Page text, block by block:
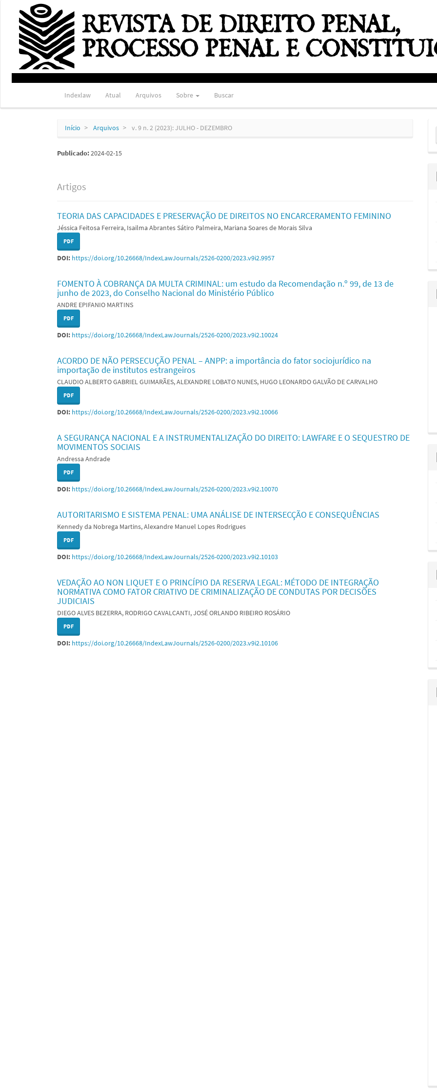
Navegação
Principal
Conteúdo
principal
Barra
Lateral
Indexlaw Atual Arquivos Sobre Buscar
Início Arquivos v. 9 n. 2 (2023): JULHO - DEZEMBRO
Publicado:2024-02-15
Artigos
TEORIA DAS CAPACIDADES E PRESERVAÇÃO DE DIREITOS NO ENCARCERAMENTO FEMININO
Jéssica Feitosa Ferreira, Isailma Abrantes Sátiro Palmeira, Mariana Soares de Morais Silva
PDF
DOI: https://doi.org/10.26668/IndexLawJournals/2526-0200/2023.v9i2.9957
FOMENTO À COBRANÇA DA MULTA CRIMINAL: um estudo da Recomendação n.º 99, de 13 de
junho de 2023, do Conselho Nacional do Ministério Público
ANDRE EPIFANIO MARTINS
PDF
DOI: https://doi.org/10.26668/IndexLawJournals/2526-0200/2023.v9i2.10024
ACORDO DE NÃO PERSECUÇÃO PENAL – ANPP: a importância do fator sociojurídico na
importação de institutos estrangeiros
CLAUDIO ALBERTO GABRIEL GUIMARÃES, ALEXANDRE LOBATO NUNES, HUGO LEONARDO GALVÃO DE CARVALHO
PDF
DOI: https://doi.org/10.26668/IndexLawJournals/2526-0200/2023.v9i2.10066
A SEGURANÇA NACIONAL E A INSTRUMENTALIZAÇÃO DO DIREITO: LAWFARE E O SEQUESTRO DE
MOVIMENTOS SOCIAIS
Andressa Andrade
PDF
DOI: https://doi.org/10.26668/IndexLawJournals/2526-0200/2023.v9i2.10070
AUTORITARISMO E SISTEMA PENAL: UMA ANÁLISE DE INTERSECÇÃO E CONSEQUÊNCIAS
Kennedy da Nobrega Martins, Alexandre Manuel Lopes Rodrigues
PDF
DOI: https://doi.org/10.26668/IndexLawJournals/2526-0200/2023.v9i2.10103
VEDAÇÃO AO NON LIQUET E O PRINCÍPIO DA RESERVA LEGAL: MÉTODO DE INTEGRAÇÃO
NORMATIVA COMO FATOR CRIATIVO DE CRIMINALIZAÇÃO DE CONDUTAS POR DECISÕES
JUDICIAIS
DIEGO ALVES BEZERRA, RODRIGO CAVALCANTI, JOSÉ ORLANDO RIBEIRO ROSÁRIO
PDF
DOI: https://doi.org/10.26668/IndexLawJournals/2526-0200/2023.v9i2.10106